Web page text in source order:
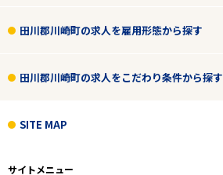
エリアで探す
田川郡川崎町の求人を雇用形態から探す
田川郡川崎町の求人をこだわり条件から探す
SITE MAP
サイトメニュー